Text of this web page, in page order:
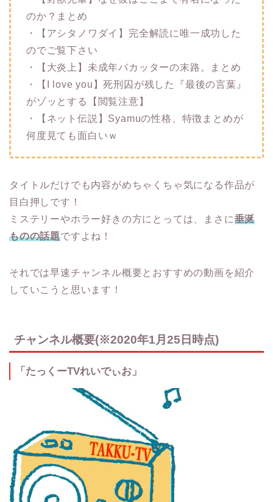
のか？まとめ
・【アシタノワダイ】完全解読に唯一成功した
のでご覧下さい
・【大炎上】未成年バカッターの末路。まとめ
・【I love you】死刑囚が残した『最後の言葉』
がゾッとする【閲覧注意】
・【ネット伝説】Syamuの性格、特徴まとめが
何度見ても面白いｗ
タイトルだけでも内容がめちゃくちゃ気になる作品が
目白押しです！
ミステリーやホラー好きの方にとっては、まさに垂涎
ものの話題ですよね！
それでは早速チャンネル概要とおすすめの動画を紹介
していこうと思います！
チャンネル概要(※2020年1月25日時点)
「たっくーTVれいでぃお」